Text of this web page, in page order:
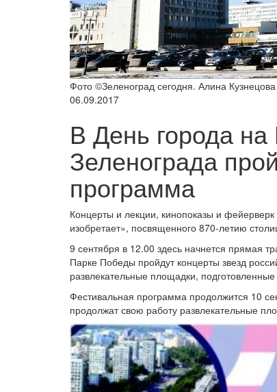
Фото ©Зеленоград сегодня. Алина Кузнецова
06.09.2017
В День города
Зеленограда
программа
Концерты и лекции, кинопоказы и
изобретает», посвященного 870-летию
9 сентября в 12.00 здесь начнется прямая
Парке Победы пройдут концерты звезд
развлекательные площадки,
Фестивальная программа продолжится 10
продолжат свою работу развлекательные